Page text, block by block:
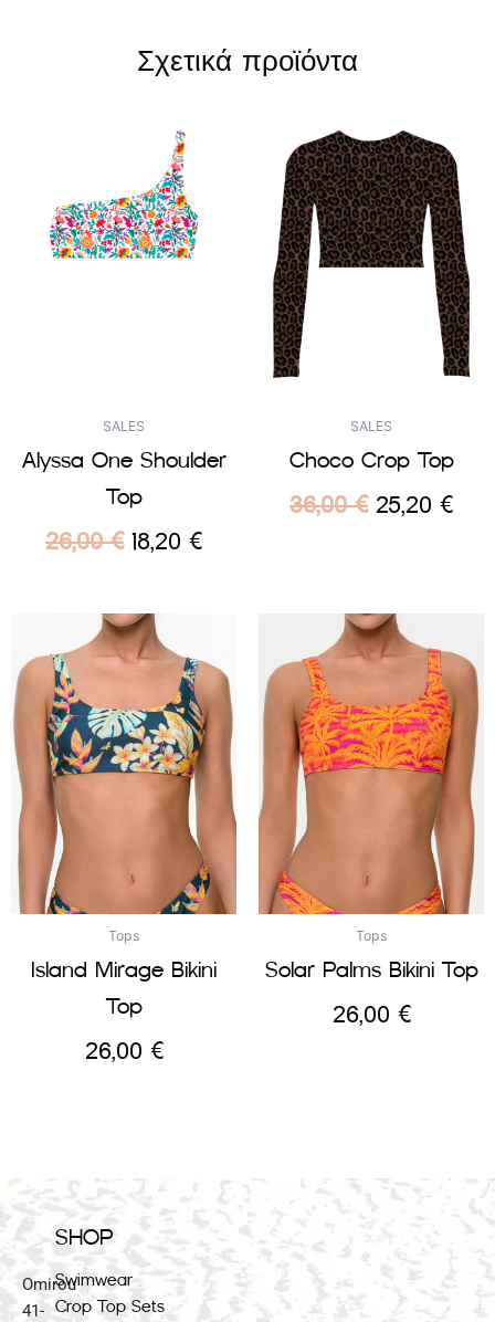
Σχετικά προϊόντα
SALES
Alyssa One Shoulder
Top
26,00€ 18,20 €
SALES
Choco Crop Top
36,00€ 25,20 €
Tops
Island Mirage Bikini
Top
26,00 €
Tops
Solar Palms Bikini Top
26,00 €
Omirou
41-
SHOP
Swimwear
Crop Top Sets